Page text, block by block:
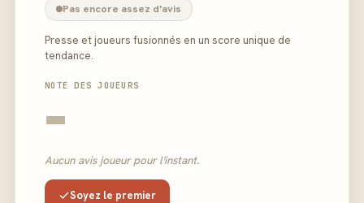
Pas encore assez d'avis
Presse et joueurs fusionnés en un score unique de
tendance.
NOTE DES JOUEURS
-
Aucun avis joueur pour l'instant.
Soyez le premier